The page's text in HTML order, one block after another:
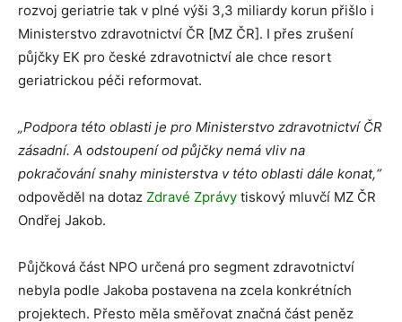
rozvoj geriatrie tak v plné výši 3,3 miliardy korun přišlo i
Ministerstvo zdravotnictví ČR [MZ ČR]. I přes zrušení
půjčky EK pro české zdravotnictví ale chce resort
geriatrickou péči reformovat.
„Podpora této oblasti je pro Ministerstvo zdravotnictví ČR
zásadní. A odstoupení od půjčky nemá vliv na
pokračování snahy ministerstva v této oblasti dále konat,“
odpověděl na dotaz Zdravé Zprávy tiskový mluvčí MZ ČR
Ondřej Jakob.
Půjčková část NPO určená pro segment zdravotnictví
nebyla podle Jakoba postavena na zcela konkrétních
projektech. Přesto měla směřovat značná část peněz